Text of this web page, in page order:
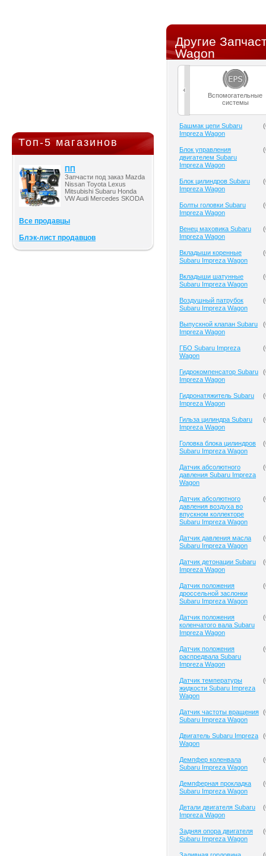
Топ-5 магазинов
ПП
Запчасти под заказ Mazda
Nissan Toyota Lexus
Mitsubishi Subaru Honda
VW Audi Mercedes SKODA
Все продавцы
Блэк-лист продавцов
Другие
Wagon
Вспомогательные
системы
Башмак цепи Subaru
Impreza Wagon
(
Блок управления
двигателем Subaru
Impreza Wagon
(
Блок цилиндров Subaru
Impreza Wagon
(
Болты головки Subaru
Impreza Wagon
(
Венец маховика Subaru
Impreza Wagon
(
Вкладыши коренные
Subaru Impreza Wagon
(
Вкладыши шатунные
Subaru Impreza Wagon
(
Воздушный патрубок
Subaru Impreza Wagon
(
Выпускной клапан Subaru
Impreza Wagon
(
ГБО Subaru Impreza
Wagon
(
Гидрокомпенсатор Subaru
Impreza Wagon
(
Гидронатяжитель Subaru
Impreza Wagon
(
Гильза цилиндра Subaru
Impreza Wagon
(
Головка блока цилиндров
Subaru Impreza Wagon
(
Датчик абсолютного
давления Subaru Impreza
Wagon
(
Датчик абсолютного
давления воздуха во
впускном коллекторе
Subaru Impreza Wagon
(
Датчик давления масла
Subaru Impreza Wagon
(
Датчик детонации Subaru
Impreza Wagon
(
Датчик положения
дроссельной заслонки
Subaru Impreza Wagon
(
Датчик положения
коленчатого вала Subaru
Impreza Wagon
(
Датчик положения
распредвала Subaru
Impreza Wagon
(
Датчик температуры
жидкости Subaru Impreza
Wagon
(
Датчик частоты вращения
Subaru Impreza Wagon
(
Двигатель Subaru Impreza
Wagon
(
Демпфер коленвала
Subaru Impreza Wagon
(
Демпферная прокладка
Subaru Impreza Wagon
(
Детали двигателя Subaru
Impreza Wagon
(
Задняя опора двигателя
Subaru Impreza Wagon
(